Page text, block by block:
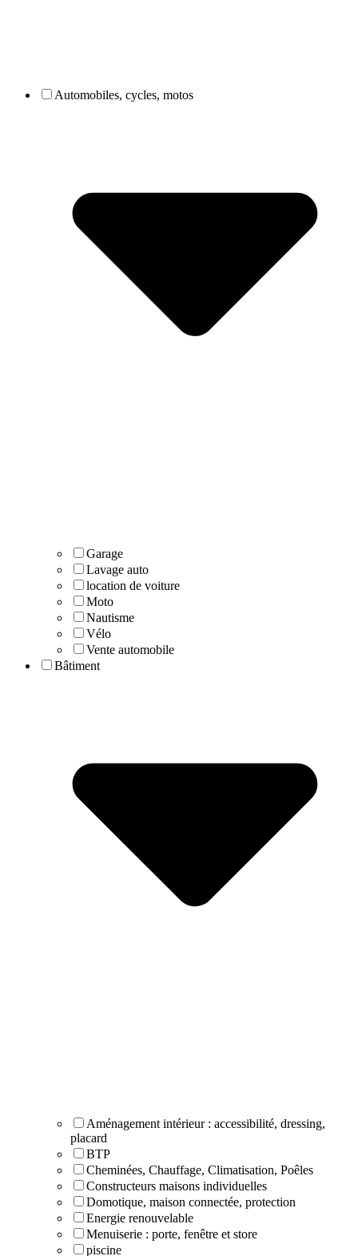
Automobiles, cycles, motos
Garage
Lavage auto
location de voiture
Moto
Nautisme
Vélo
Vente automobile
Bâtiment
Aménagement intérieur : accessibilité, dressing,
placard
BTP
Cheminées, Chauffage, Climatisation, Poêles
Constructeurs maisons individuelles
Domotique, maison connectée, protection
Energie renouvelable
Menuiserie : porte, fenêtre et store
piscine